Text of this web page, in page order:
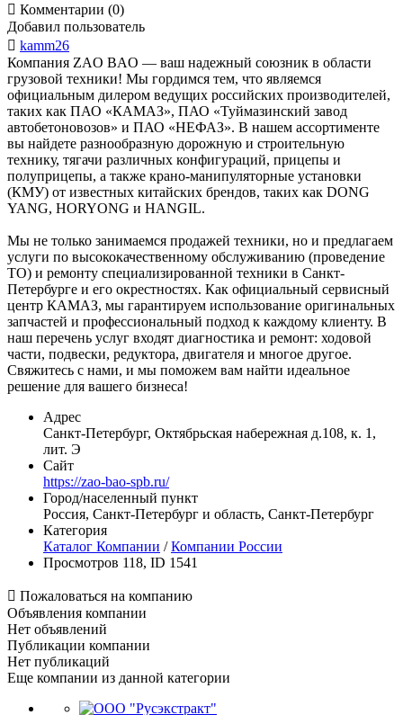
 Комментарии (0)
Добавил пользователь
 kamm26
Компания ZAO BAO — ваш надежный союзник в области
грузовой техники! Мы гордимся тем, что являемся
официальным дилером ведущих российских производителей,
таких как ПАО «КАМАЗ», ПАО «Туймазинский завод
автобетоновозов» и ПАО «НЕФАЗ». В нашем ассортименте
вы найдете разнообразную дорожную и строительную
технику, тягачи различных конфигураций, прицепы и
полуприцепы, а также крано-манипуляторные установки
(КМУ) от известных китайских брендов, таких как DONG
YANG, HORYONG и HANGIL.
Мы не только занимаемся продажей техники, но и предлагаем
услуги по высококачественному обслуживанию (проведение
ТО) и ремонту специализированной техники в Санкт-
Петербурге и его окрестностях. Как официальный сервисный
центр КАМАЗ, мы гарантируем использование оригинальных
запчастей и профессиональный подход к каждому клиенту. В
наш перечень услуг входят диагностика и ремонт: ходовой
части, подвески, редуктора, двигателя и многое другое.
Свяжитесь с нами, и мы поможем вам найти идеальное
решение для вашего бизнеса!
Адрес
Санкт-Петербург, Октябрьская набережная д.108, к. 1,
лит. Э
Сайт
https://zao-bao-spb.ru/
Город/населенный пункт
Россия, Санкт-Петербург и область, Санкт-Петербург
Категория
Каталог Компании /Компании России
Просмотров 118, ID 1541
 Пожаловаться на компанию
Объявления компании
Нет объявлений
Публикации компании
Нет публикаций
Еще компании из данной категории